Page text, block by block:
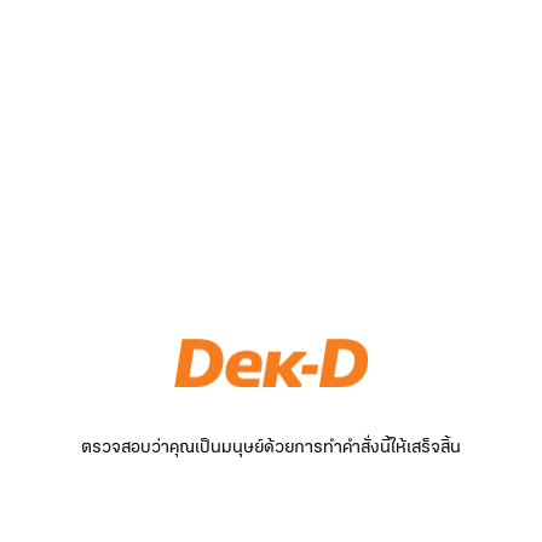
ตรวจสอบว่าคุณเป็นมนุษย์ด้วยการทำคำสั่งนี้ให้เสร็จสิ้น